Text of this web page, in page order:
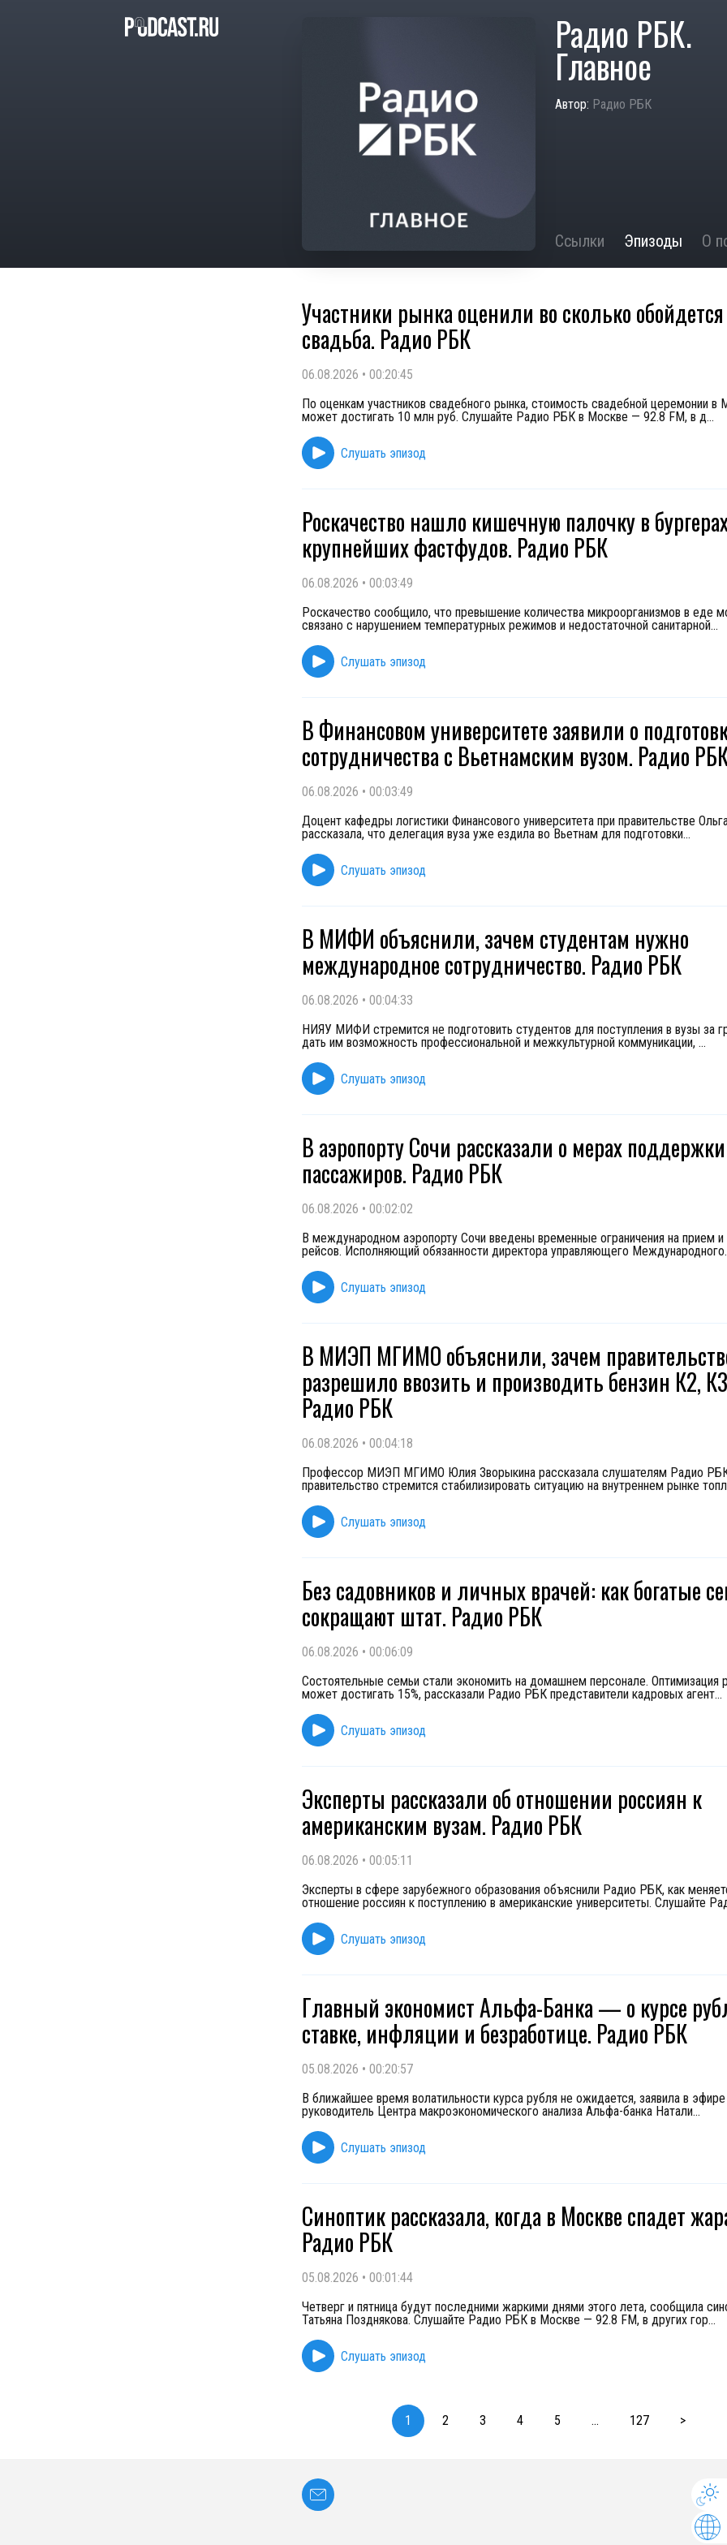
Радио РБК.
Главное
Автор: Радио РБК
Ссылки Эпизоды О
Участники рынка оценили во сколько обойдется
свадьба. Радио РБК
06.08.2026 • 00:20:45
По оценкам участников свадебного рынка, стоимость свадебной церемонии в
может достигать 10 млн руб. Слушайте Радио РБК в Москве — 92.8 FM, в д...
Слушать эпизод
Роскачество нашло кишечную палочку в
крупнейших фастфудов. Радио РБК
06.08.2026 • 00:03:49
Роскачество сообщило, что превышение количества микроорганизмов в еде
связано с нарушением температурных режимов и недостаточной санитарной...
Слушать эпизод
В Финансовом университете заявили о
сотрудничества с Вьетнамским вузом. Радио
06.08.2026 • 00:03:49
Доцент кафедры логистики Финансового университета при правительстве
рассказала, что делегация вуза уже ездила во Вьетнам для подготовки...
Слушать эпизод
В МИФИ объяснили, зачем студентам нужно
международное сотрудничество. Радио РБК
06.08.2026 • 00:04:33
НИЯУ МИФИ стремится не подготовить студентов для поступления в вузы за
дать им возможность профессиональной и межкультурной коммуникации, ...
Слушать эпизод
В аэропорту Сочи рассказали о мерах поддержки
пассажиров. Радио РБК
06.08.2026 • 00:02:02
В международном аэропорту Сочи введены временные ограничения на прием и
рейсов. Исполняющий обязанности директора управляющего Международного
Слушать эпизод
В МИЭП МГИМО объяснили, зачем
разрешило ввозить и производить бензин К2,
Радио РБК
06.08.2026 • 00:04:18
Профессор МИЭП МГИМО Юлия Зворыкина рассказала слушателям Радио
правительство стремится стабилизировать ситуацию на внутреннем рынке
Слушать эпизод
Без садовников и личных врачей: как богатые
сокращают штат. Радио РБК
06.08.2026 • 00:06:09
Состоятельные семьи стали экономить на домашнем персонале. Оптимизация
может достигать 15%, рассказали Радио РБК представители кадровых агент...
Слушать эпизод
Эксперты рассказали об отношении россиян к
американским вузам. Радио РБК
06.08.2026 • 00:05:11
Эксперты в сфере зарубежного образования объяснили Радио РБК, как
отношение россиян к поступлению в американские университеты. Слушайте
Слушать эпизод
Главный экономист Альфа-Банка — о курсе
ставке, инфляции и безработице. Радио РБК
05.08.2026 • 00:20:57
В ближайшее время волатильности курса рубля не ожидается, заявила в
руководитель Центра макроэкономического анализа Альфа-банка Натали...
Слушать эпизод
Синоптик рассказала, когда в Москве спадет
Радио РБК
05.08.2026 • 00:01:44
Четверг и пятница будут последними жаркими днями этого лета, сообщила
Татьяна Позднякова. Слушайте Радио РБК в Москве — 92.8 FM, в других гор...
Слушать эпизод
1 2 3 4 5 ... 127 >